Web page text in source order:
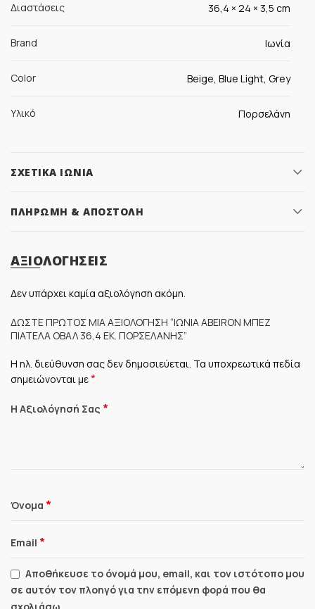
Διαστάσεις 36,4 × 24 × 3,5 cm
Brand Ιωνία
Color Beige, Blue Light, Grey
Υλικό Πορσελάνη
ΣΧΕΤΙΚΆ ΙΩΝΊΑ
ΠΛΗΡΩΜΉ & ΑΠΟΣΤΟΛΉ
ΑΞΙΟΛΟΓΉΣΕΙΣ
Δεν υπάρχει καμία αξιολόγηση ακόμη.
ΔΏΣΤΕ ΠΡΏΤΟΣ ΜΊΑ ΑΞΙΟΛΌΓΗΣΗ “ΙΩΝΊΑ ABEIRON ΜΠΕΖ
ΠΙΑΤΈΛΑ ΟΒΆΛ 36,4 ΕΚ. ΠΟΡΣΕΛΆΝΗΣ”
Η ηλ. διεύθυνση σας δεν δημοσιεύεται. Τα υποχρεωτικά πεδία
σημειώνονται με*
Η Αξιολόγησή Σας *
Όνομα *
Email *
Αποθήκευσε το όνομά μου, email, και τον ιστότοπο μου
σε αυτόν τον πλοηγό για την επόμενη φορά που θα
σχολιάσω.